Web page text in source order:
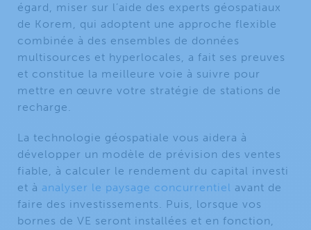
égard, miser sur l’aide des experts géospatiaux
de Korem, qui adoptent une approche flexible
combinée à des ensembles de données
multisources et hyperlocales, a fait ses preuves
et constitue la meilleure voie à suivre pour
mettre en œuvre votre stratégie de stations de
recharge.
La technologie géospatiale vous aidera à
développer un modèle de prévision des ventes
fiable, à calculer le rendement du capital investi
et à analyser le paysage concurrentiel avant de
faire des investissements. Puis, lorsque vos
bornes de VE seront installées et en fonction,